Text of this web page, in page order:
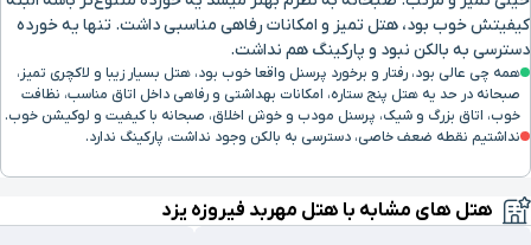
کیفیتش خوب بود، هتل تمیز و امکانات رفاهی مناسبی داشت. تنها یه خورده
دسترسی به بالکن نبود و پارکینگ هم نداشت.
همه چی عالی بود، رفتار و برخورد پرسنل واقعا خوب بود، هتل بسیار زیبا و لاکچری تمیز،
صبحانه در حد یه هتل پنج ستاره، امکانات بهداشتی و رفاهی داخل اتاق مناسب، نظافت
خوب، اتاق بزرگ و شیک، پرسنل مودب و خوش اخلاق، صبحانه با کیفیت و لوکیشن خوب.
نداشتیم نقطه ضعف خاصی، دسترسی به بالکن وجود نداشت، پارکینگ ندارد.
هتل های مشابه با هتل مهربد فیروزه یزد